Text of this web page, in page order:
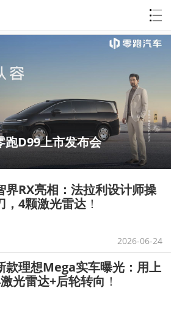
跑D99上市发布会
界RX亮相：法拉利设计师操
，4颗激光雷达 ！
2026-06-24
款理想Mega实车曝光：用上
光雷达+后轮转向 ！